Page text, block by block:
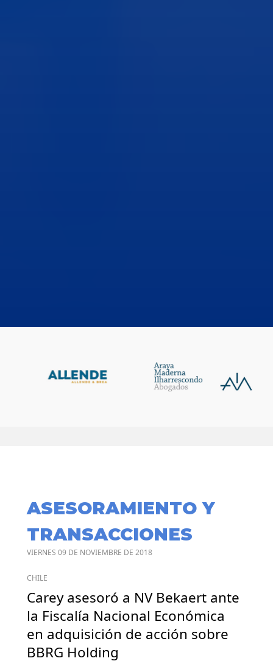
ASESORAMIENTO Y
TRANSACCIONES
VIERNES 09 DE NOVIEMBRE DE 2018
CHILE
Carey asesoró a NV Bekaert ante
la Fiscalía Nacional Económica
en adquisición de acción sobre
BBRG Holding